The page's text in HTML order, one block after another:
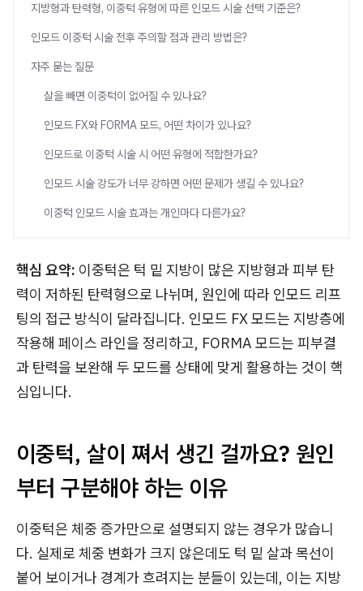
지방형과 탄력형, 이중턱 유형에 따른 인모드 시술 선택 기준은?
인모드 이중턱 시술 전후 주의할 점과 관리 방법은?
자주 묻는 질문
살을 빼면 이중턱이 없어질 수 있나요?
인모드 FX와 FORMA 모드, 어떤 차이가 있나요?
인모드로 이중턱 시술 시 어떤 유형에 적합한가요?
인모드 시술 강도가 너무 강하면 어떤 문제가 생길 수 있나요?
이중턱 인모드 시술 효과는 개인마다 다른가요?
핵심 요약: 이중턱은 턱 밑 지방이 많은 지방형과 피부 탄
력이 저하된 탄력형으로 나뉘며, 원인에 따라 인모드 리프
팅의 접근 방식이 달라집니다. 인모드 FX 모드는 지방층에
작용해 페이스 라인을 정리하고, FORMA 모드는 피부결
과 탄력을 보완해 두 모드를 상태에 맞게 활용하는 것이 핵
심입니다.
이중턱, 살이 쪄서 생긴 걸까요? 원인
부터 구분해야 하는 이유
이중턱은 체중 증가만으로 설명되지 않는 경우가 많습니
다. 실제로 체중 변화가 크지 않은데도 턱 밑 살과 목선이
붙어 보이거나 경계가 흐려지는 분들이 있는데, 이는 지방